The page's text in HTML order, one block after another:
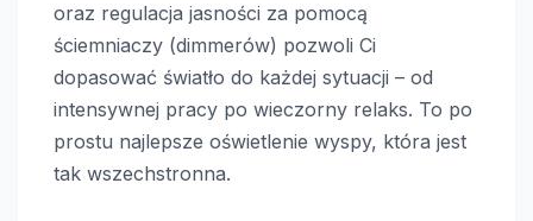
oraz regulacja jasności za pomocą
ściemniaczy (dimmerów) pozwoli Ci
dopasować światło do każdej sytuacji – od
intensywnej pracy po wieczorny relaks. To po
prostu najlepsze oświetlenie wyspy, która jest
tak wszechstronna.